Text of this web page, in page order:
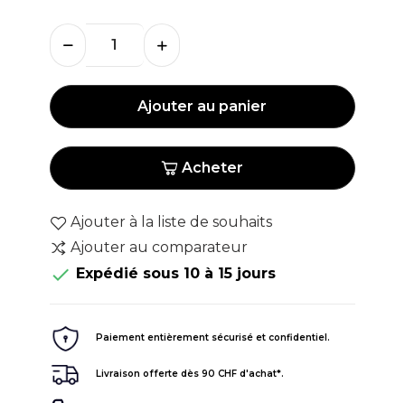
Ajouter au panier
Acheter
Ajouter à la liste de souhaits
Ajouter au comparateur
 Expédié sous 10 à 15 jours
Paiement entièrement sécurisé et confidentiel.
Livraison offerte dès 90 CHF d'achat*.